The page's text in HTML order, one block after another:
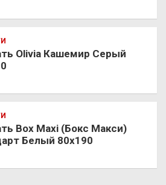
Olivia Кашемир Серый
Box Maxi (Бокс Макси)
Белый 80х190